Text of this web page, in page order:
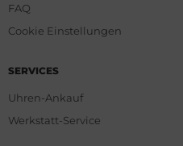
FAQ
Cookie Einstellungen
SERVICES
Uhren-Ankauf
Werkstatt-Service